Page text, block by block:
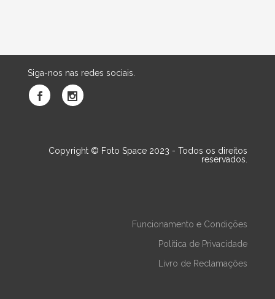
Siga-nos nas redes sociais.
Copyright © Foto Space 2023 - Todos os direitos
reservados.
Funcionamento e Condições
Política de Privacidade
Livro de Reclamações